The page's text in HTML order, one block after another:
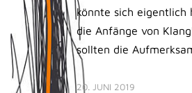
könnte sich eigentlich
die Anfänge von
sollten die
20. JUNI 2019